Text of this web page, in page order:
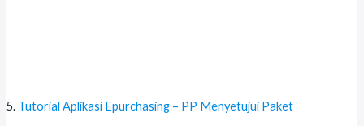
Tutorial Aplikasi Epurchasing – PP Menyetujui Paket